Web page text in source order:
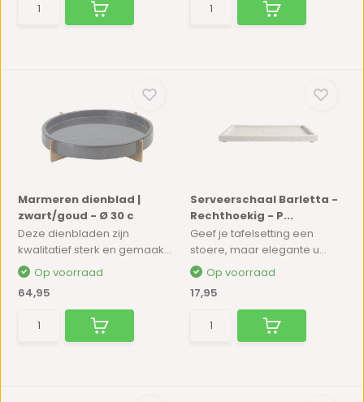
Marmeren dienblad |
zwart/goud - Ø 30 c
Deze dienbladen zijn
kwalitatief sterk en gemaak...
Op voorraad
64,95
Serveerschaal Barletta -
Rechthoekig - P...
Geef je tafelsetting een
stoere, maar elegante u...
Op voorraad
17,95